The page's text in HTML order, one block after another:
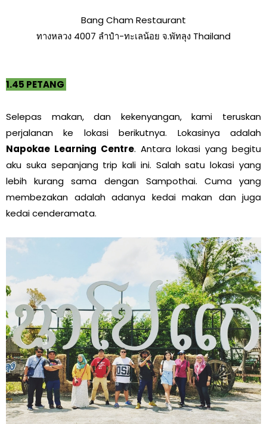
Bang Cham Restaurant
ทางหลวง 4007 ลำปำ-ทะเลน้อย จ.พัทลุง Thailand
1.45 PETANG
Selepas makan, dan kekenyangan, kami teruskan
perjalanan ke lokasi berikutnya. Lokasinya adalah
Napokae Learning Centre. Antara lokasi yang begitu
aku suka sepanjang trip kali ini. Salah satu lokasi yang
lebih kurang sama dengan Sampothai. Cuma yang
membezakan adalah adanya kedai makan dan juga
kedai cenderamata.